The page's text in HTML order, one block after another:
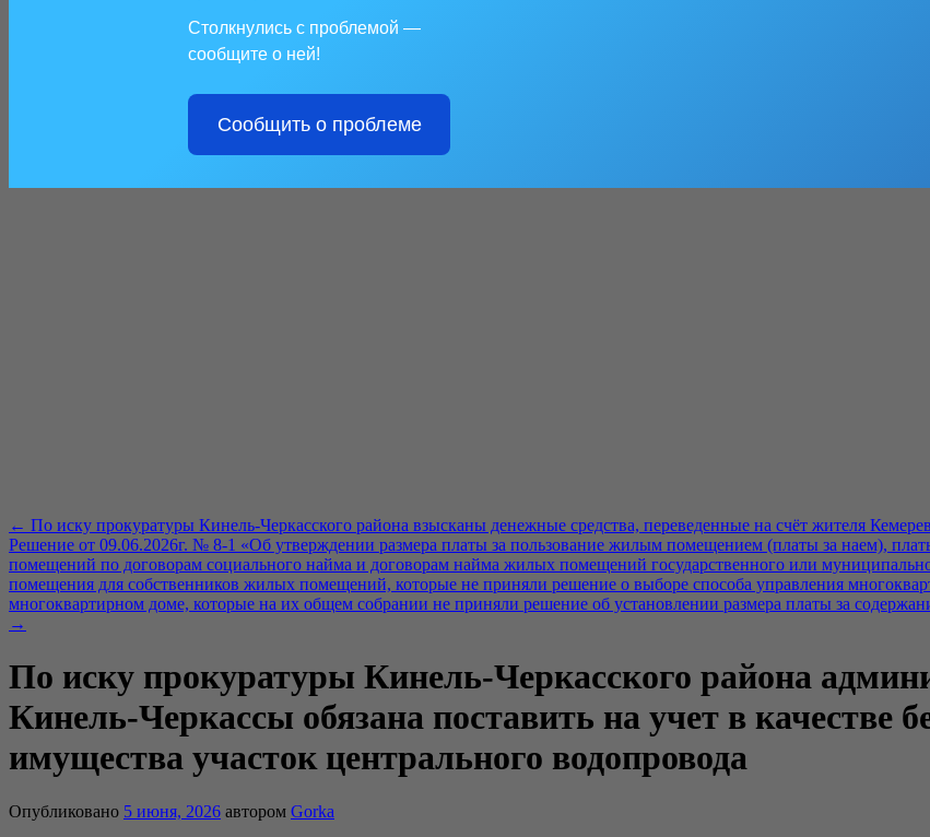
Столкнулись с проблемой —
сообщите о ней!
Сообщить о проблеме
← По иску прокуратуры Кинель-Черкасского района взысканы денежные средства, переведенные на счёт жителя
Решение от 09.06.2026г. № 8-1 «Об утверждении размера платы за пользование жилым помещением (платы за наем),
помещений по договорам социального найма и договорам найма жилых помещений государственного или
помещения для собственников жилых помещений, которые не приняли решение о выборе способа управления
многоквартирном доме, которые на их общем собрании не приняли решение об установлении размера платы за
→
По иску прокуратуры Кинель-Черкасского района
Кинель-Черкассы обязана поставить на учет в качестве
имущества участок центрального водопровода
Опубликовано 5 июня, 2026 автором Gorka